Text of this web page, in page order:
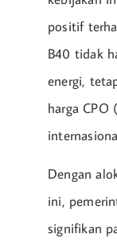
positif
B40 tidak
energi,
harga
Dengan
ini,
signifikan